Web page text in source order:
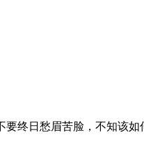
终日愁眉苦脸，不知该